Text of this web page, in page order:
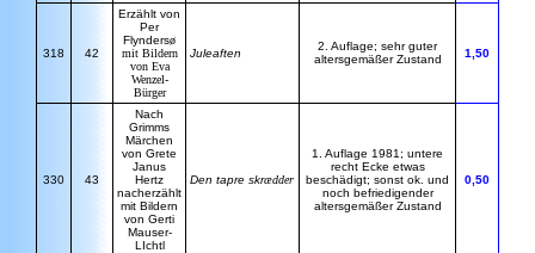
318 42
Erzählt von
Per
Flyndersø
mit Bildern
von Eva
Wenzel-
Bürger
Juleaften
2. Auflage; sehr guter
altersgemäßer Zustand
1,50
330 43
Nach
Grimms
Märchen
von Grete
Janus
Hertz
nacherzählt
mit Bildern
von Gerti
Mauser-
LIchtl
Den tapre skrædder
1. Auflage 1981; untere
recht Ecke etwas
beschädigt; sonst ok. und
noch befriedigender
altersgemäßer Zustand
0,50